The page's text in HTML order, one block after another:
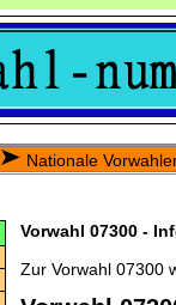
Nationale
Vorwahl 07300 -
Zur Vorwahl 07300